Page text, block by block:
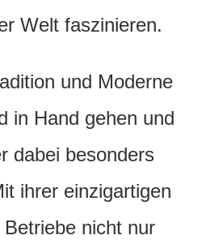
Welt faszinieren.
und Moderne
in Hand gehen und
dabei besonders
ihrer einzigartigen
nicht nur